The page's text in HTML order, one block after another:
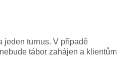
jeden turnus. V případě
tábor zahájen a klientům